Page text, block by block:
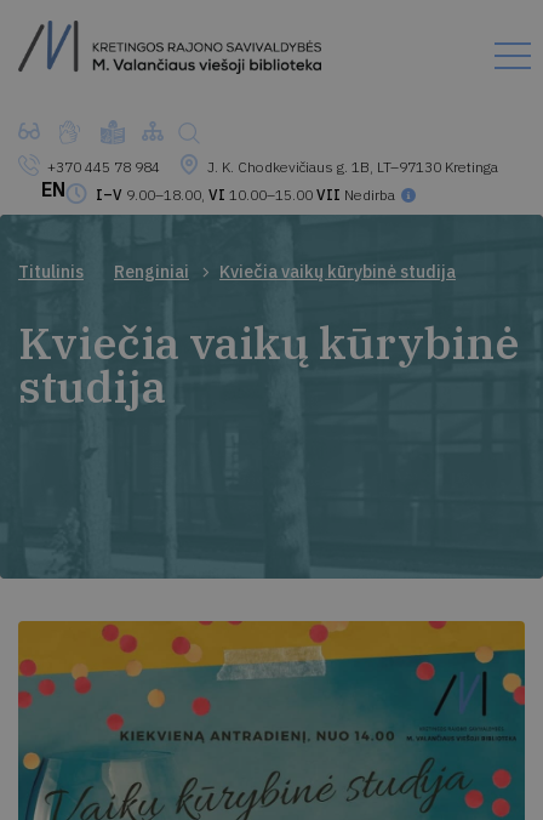
+370 445 78 984
J. K. Chodkevičiaus g. 1B, LT–97130 Kretinga
I–V 9.00–18.00, VI 10.00–15.00 VII Nedirba
EN
Titulinis Renginiai Kviečia vaikų kūrybinė studija
Kviečia vaikų kūrybinė
studija